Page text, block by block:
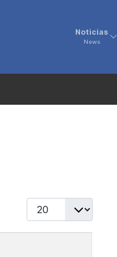
Noticias
News
Display #